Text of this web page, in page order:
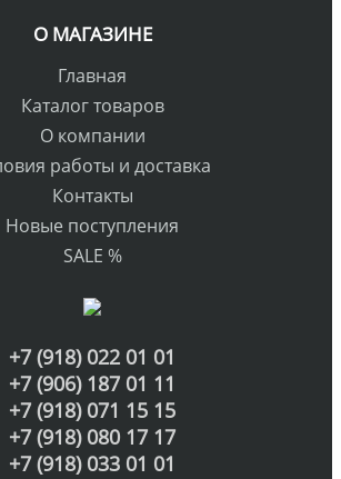
О МАГАЗИНЕ
Главная
Каталог товаров
О компании
работы и доставка
Контакты
Новые поступления
SALE %
+7 (918) 022 01 01
+7 (906) 187 01 11
+7 (918) 071 15 15
+7 (918) 080 17 17
+7 (918) 033 01 01